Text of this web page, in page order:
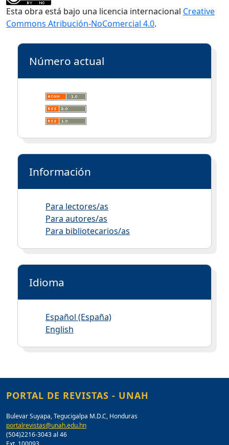
Esta obra está bajo una licencia internacional Creative
Commons Atribución-NoComercial 4.0.
Número actual
Información
Para lectores/as
Para autores/as
Para bibliotecarios/as
Idioma
Español (España)
English
PORTAL DE REVISTAS - UNAH
Bulevar Suyapa, Tegucigalpa M.D.C, Honduras
portalrevistas@unah.edu.hn
(504)2216-3043 al 46